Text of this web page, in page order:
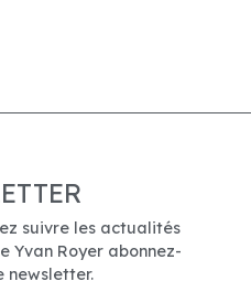
suivre les actualités
Yvan Royer abonnez-
newsletter.